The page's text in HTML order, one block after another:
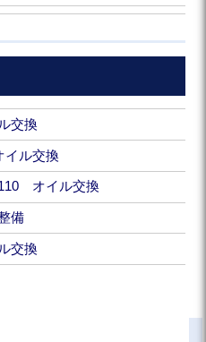
交換
ル交換
オイル交換
備
交換